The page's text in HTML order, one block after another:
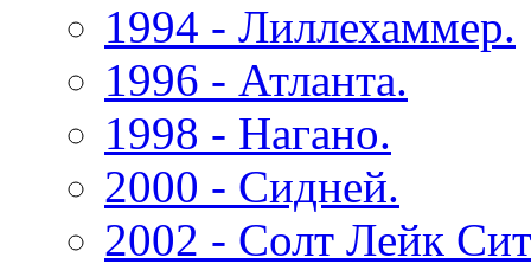
1994 - Лиллехаммер.
1996 - Атланта.
1998 - Нагано.
2000 - Сидней.
2002 - Солт Лейк